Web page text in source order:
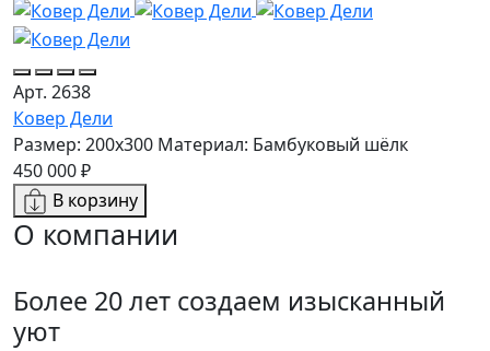
Арт. 2638
Ковер Дели
Размер: 200x300 Материал: Бамбуковый шёлк
450 000 ₽
В корзину
О компании
Более 20 лет создаем изысканный
уют